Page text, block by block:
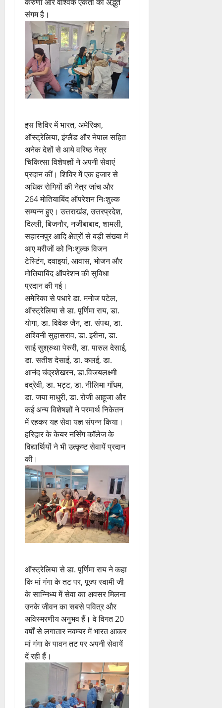
संगम है।
इस शिविर में भारत, अमेरिका,
ऑस्ट्रेलिया, इंग्लैंड और नेपाल सहित
अनेक देशों से आये वरिष्ठ नेत्र
चिकित्सा विशेषज्ञों ने अपनी सेवाएं
प्रदान कीं। शिविर में एक हजार से
अधिक रोगियों की नेत्र जांच और
264 मोतियाबिंद ऑपरेशन निःशुल्क
सम्पन्न हुए। उत्तराखंड, उत्तरप्रदेश,
दिल्ली, बिजनौर, नजीबाबाद, शामली,
सहारनपुर आदि क्षेत्रों से बड़ी संख्या में
आए मरीजों को निःशुल्क विजन
टेस्टिंग, दवाइयां, आवास, भोजन और
मोतियाबिंद ऑपरेशन की सुविधा
प्रदान की गई।
अमेरिका से पधारे डा. मनोज पटेल,
ऑस्ट्रेलिया से डा. पूर्णिमा राय, डा.
योगा, डा. विवेक जैन, डा. संपथ, डा.
अश्विनी सुहासराव, डा. इरीना, डा.
साई सुश्रुथा पेरुरी, डा. पारुल देसाई,
डा. सतीश देसाई, डा. कलई, डा.
आनंद चंद्रशेखरन, डा.विजयलक्ष्मी
वद्रेवी, डा. भट्ट, डा. नीलिमा गाँधम,
डा. जया माधुरी, डा. रोजी आहूजा और
कई अन्य विशेषज्ञों ने परमार्थ निकेतन
में रहकर यह सेवा यज्ञ संपन्न किया।
हरिद्वार के केयर नर्सिंग काॅलेज के
विद्यार्थियों ने भी उत्कृष्ट सेवायें प्रदान
की।
ऑस्ट्रेलिया से डा. पूर्णिमा राय ने कहा
कि मां गंगा के तट पर, पूज्य स्वामी जी
के सान्निध्य में सेवा का अवसर मिलना
उनके जीवन का सबसे पवित्र और
अविस्मरणीय अनुभव हैं। वे विगत 20
वर्षों से लगातार नवम्बर में भारत आकर
मां गंगा के पावन तट पर अपनी सेवायें
दें रही हैं।